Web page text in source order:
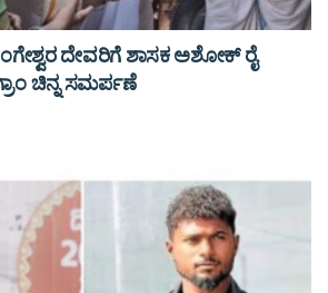
ದೇವರಿಗೆ ಶಾಸಕ ಅಶೋಕ್ ರೈ
ಚಿನ್ನ ಸಮರ್ಪಣೆ